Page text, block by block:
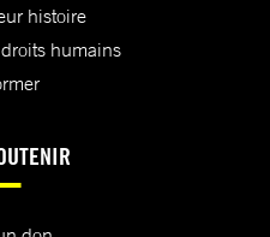
histoire
humains